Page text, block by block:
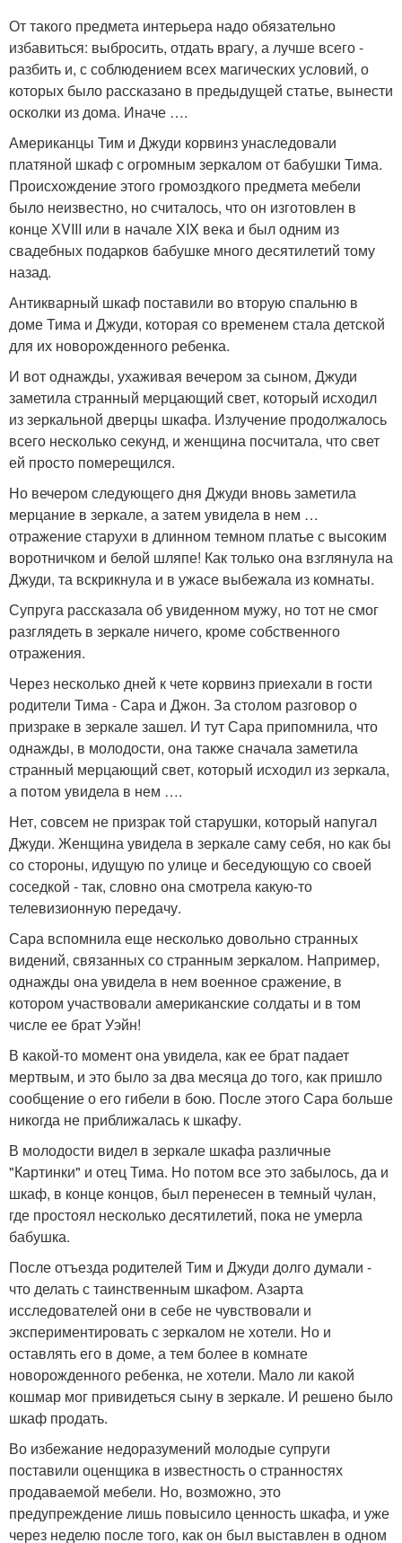
От такого предмета интерьера надо обязательно
избавиться: выбросить, отдать врагу, а лучше всего -
разбить и, с соблюдением всех магических условий, о
которых было рассказано в предыдущей статье, вынести
осколки из дома. Иначе ….
Американцы Тим и Джуди корвинз унаследовали
платяной шкаф с огромным зеркалом от бабушки Тима.
Происхождение этого громоздкого предмета мебели
было неизвестно, но считалось, что он изготовлен в
конце ХVIII или в начале XIX века и был одним из
свадебных подарков бабушке много десятилетий тому
назад.
Антикварный шкаф поставили во вторую спальню в
доме Тима и Джуди, которая со временем стала детской
для их новорожденного ребенка.
И вот однажды, ухаживая вечером за сыном, Джуди
заметила странный мерцающий свет, который исходил
из зеркальной дверцы шкафа. Излучение продолжалось
всего несколько секунд, и женщина посчитала, что свет
ей просто померещился.
Но вечером следующего дня Джуди вновь заметила
мерцание в зеркале, а затем увидела в нем …
отражение старухи в длинном темном платье с высоким
воротничком и белой шляпе! Как только она взглянула на
Джуди, та вскрикнула и в ужасе выбежала из комнаты.
Супруга рассказала об увиденном мужу, но тот не смог
разглядеть в зеркале ничего, кроме собственного
отражения.
Через несколько дней к чете корвинз приехали в гости
родители Тима - Сара и Джон. За столом разговор о
призраке в зеркале зашел. И тут Сара припомнила, что
однажды, в молодости, она также сначала заметила
странный мерцающий свет, который исходил из зеркала,
а потом увидела в нем ….
Нет, совсем не призрак той старушки, который напугал
Джуди. Женщина увидела в зеркале саму себя, но как бы
со стороны, идущую по улице и беседующую со своей
соседкой - так, словно она смотрела какую-то
телевизионную передачу.
Сара вспомнила еще несколько довольно странных
видений, связанных со странным зеркалом. Например,
однажды она увидела в нем военное сражение, в
котором участвовали американские солдаты и в том
числе ее брат Уэйн!
В какой-то момент она увидела, как ее брат падает
мертвым, и это было за два месяца до того, как пришло
сообщение о его гибели в бою. После этого Сара больше
никогда не приближалась к шкафу.
В молодости видел в зеркале шкафа различные
"Картинки" и отец Тима. Но потом все это забылось, да и
шкаф, в конце концов, был перенесен в темный чулан,
где простоял несколько десятилетий, пока не умерла
бабушка.
После отъезда родителей Тим и Джуди долго думали -
что делать с таинственным шкафом. Азарта
исследователей они в себе не чувствовали и
экспериментировать с зеркалом не хотели. Но и
оставлять его в доме, а тем более в комнате
новорожденного ребенка, не хотели. Мало ли какой
кошмар мог привидеться сыну в зеркале. И решено было
шкаф продать.
Во избежание недоразумений молодые супруги
поставили оценщика в известность о странностях
продаваемой мебели. Но, возможно, это
предупреждение лишь повысило ценность шкафа, и уже
через неделю после того, как он был выставлен в одном